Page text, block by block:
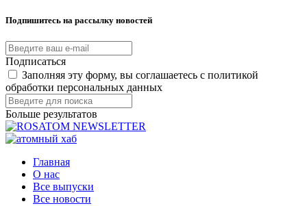
Подпишитесь на рассылку новостей
Подписаться
Заполняя эту форму, вы соглашаетесь с политикой
обработки персональных данных
Больше результатов
Главная
О нас
Все выпуски
Все новости